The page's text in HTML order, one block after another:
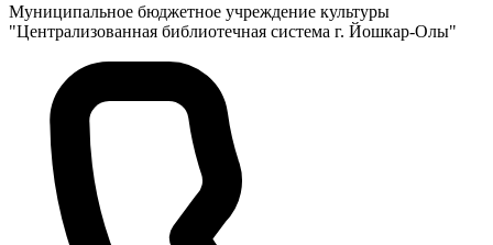
Муниципальное бюджетное учреждение культуры
"Централизованная библиотечная система г. Йошкар-Олы"